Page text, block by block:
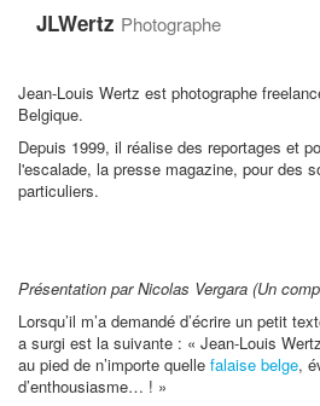
JLWertz Photographe
Jean-Louis Wertz est photographe
Belgique.
Depuis 1999, il réalise des reportages et
l'escalade, la presse magazine, pour des
particuliers.
Présentation par Nicolas Vergara (Un
Lorsqu’il m’a demandé d’écrire un petit
a surgi est la suivante : « Jean-Louis
au pied de n’importe quelle falaise belge,
d’enthousiasme… ! »